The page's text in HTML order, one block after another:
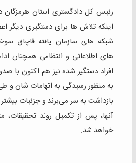
رئیس کل دادگستری استان هرمزگان
اینکه تلاش ها برای دستگیری دیگر
شبکه های سازمان یافته قاچاق
های اطلاعاتی و انتظامی همچنان
افراد دستگیر شده نیز هم اکنون با
به منظور رسیدگی به اتهامات شان و
بازداشت به سر می‌برند و جزئیات بیشتر
آنها، پس از تکمیل روند تحقیقات،
خواهد شد.